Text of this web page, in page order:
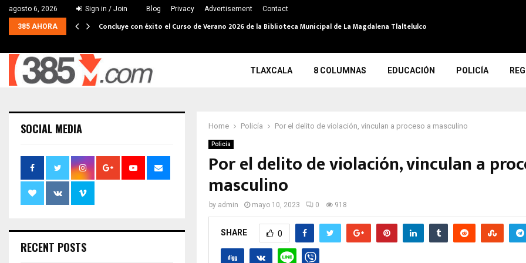
agosto 6, 2026 Sign in / Join Blog Privacy Advertisement Contact
385 AHORA Concluye con éxito el Curso de Verano 2026 de la Biblioteca Municipal de La Magdalena Tlaltelulco
TLAXCALA 8 COLUMNAS EDUCACIÓN POLICÍA
Home Policía Por el delito de violación, vinculan a proceso a masculino
Policía
Por el delito de violación, vinculan a
masculino
by admin mayo 10, 2023 0 918
SHARE 0
SOCIAL MEDIA
RECENT POSTS